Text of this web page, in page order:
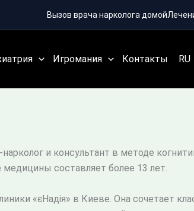
Вызов врача нарколога домой
Игромания Контакты RU
и консультант в методе
составляет более 13 лет.
«єНадія» в Киеве. Она сочетает